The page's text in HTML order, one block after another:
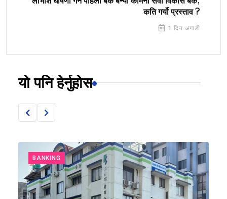
कति गर्यो प्रस्ताव ?
1 दिन अगाडी
यो पनि हेर्नुहोस
BANKING